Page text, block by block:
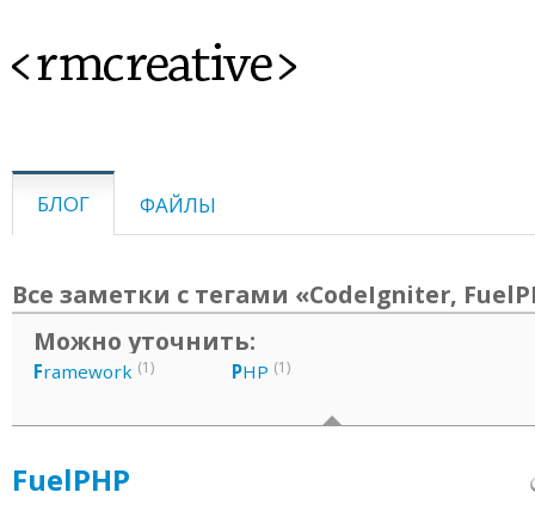
<rmcreative>
БЛОГ ФАЙЛЫ
Все заметки с тегами «CodeIgniter,
Можно уточнить:
Framework (1) PHP (1)
FuelPHP